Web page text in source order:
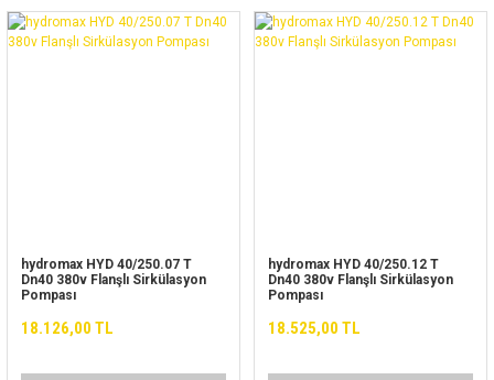
hydromax HYD 40/250.07 T
Dn40 380v Flanşlı Sirkülasyon
Pompası
18.126,00 TL
hydromax HYD 40/250.12 T
Dn40 380v Flanşlı Sirkülasyon
Pompası
18.525,00 TL